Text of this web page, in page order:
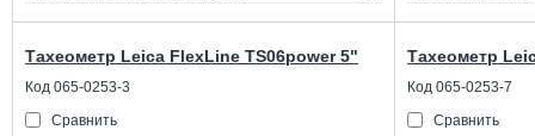
Тахеометр Leica FlexLine TS06power 5"
Код 065-0253-3
Сравнить
Тахеометр
Код 065-0253-7
Сравнить